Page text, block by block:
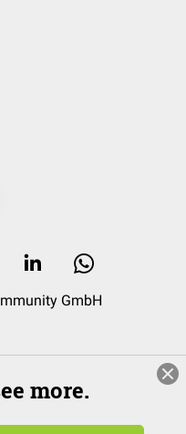
GmbH
more.